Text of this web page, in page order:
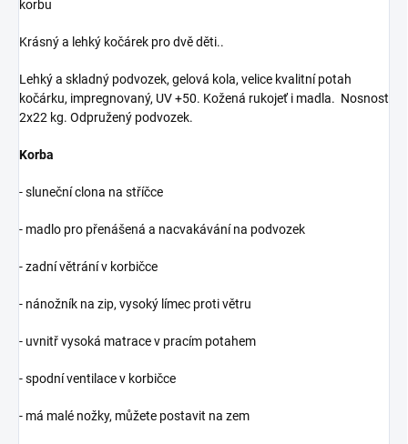
korbu
Krásný a lehký kočárek pro dvě děti..
Lehký a skladný podvozek, gelová kola, velice kvalitní potah
kočárku, impregnovaný, UV +50. Kožená rukojeť i madla. Nosnost
2x22 kg. Odpružený podvozek.
Korba
- sluneční clona na stříčce
- madlo pro přenášená a nacvakávání na podvozek
- zadní větrání v korbičce
- nánožník na zip, vysoký límec proti větru
- uvnitř vysoká matrace v pracím potahem
- spodní ventilace v korbičce
- má malé nožky, můžete postavit na zem